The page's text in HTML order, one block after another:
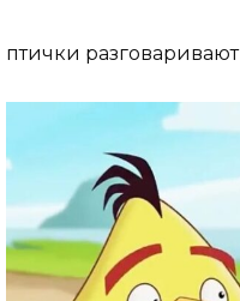
птички разговаривают